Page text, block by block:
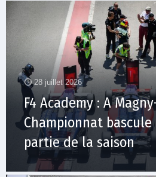
28 juillet 2026
F4 Academy : A
Championnat
partie de la saison